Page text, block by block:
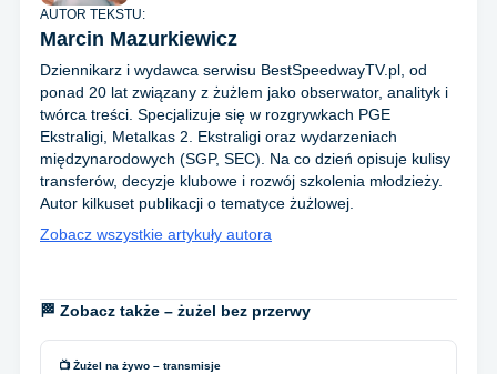
AUTOR TEKSTU:
Marcin Mazurkiewicz
Dziennikarz i wydawca serwisu BestSpeedwayTV.pl, od
ponad 20 lat związany z żużlem jako obserwator, analityk i
twórca treści. Specjalizuje się w rozgrywkach PGE
Ekstraligi, Metalkas 2. Ekstraligi oraz wydarzeniach
międzynarodowych (SGP, SEC). Na co dzień opisuje kulisy
transferów, decyzje klubowe i rozwój szkolenia młodzieży.
Autor kilkuset publikacji o tematyce żużlowej.
Zobacz wszystkie artykuły autora
🏁 Zobacz także – żużel bez przerwy
📺 Żużel na żywo – transmisje